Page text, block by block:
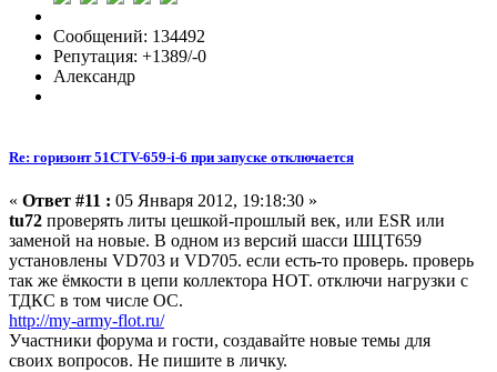
Сообщений: 134492
Репутация: +1389/-0
Александр
Re: горизонт 51CTV-659-i-6 при запуске отключается
« Ответ #11 : 05 Января 2012, 19:18:30 »
tu72 проверять литы цешкой-прошлый век, или ESR или
заменой на новые. В одном из версий шасси ШЦТ659
установлены VD703 и VD705. если есть-то проверь. проверь
так же ёмкости в цепи коллектора HOT. отключи нагрузки с
ТДКС в том числе ОС.
http://my-army-flot.ru/
Участники форума и гости, создавайте новые темы для
своих вопросов. Не пишите в личку.